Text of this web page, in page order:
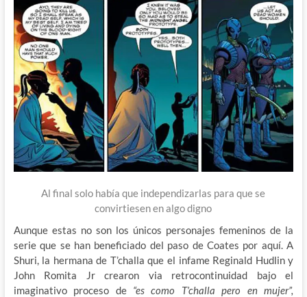
Al final solo había que independizarlas para que se
convirtiesen en algo digno
Aunque estas no son los únicos personajes femeninos de la
serie que se han beneficiado del paso de Coates por aquí. A
Shuri, la hermana de T’challa que el infame Reginald Hudlin y
John Romita Jr crearon via retrocontinuidad bajo el
imaginativo proceso de “es como T’challa pero en mujer”,